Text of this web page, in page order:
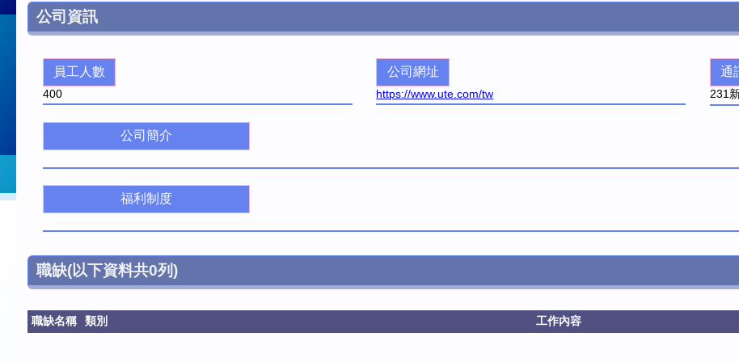
公司資訊
員工人數
400
公司網址
https://www.ute.com/tw
通
231
公司簡介
福利制度
職缺(以下資料共0列)
職缺名稱 類別 工作內容